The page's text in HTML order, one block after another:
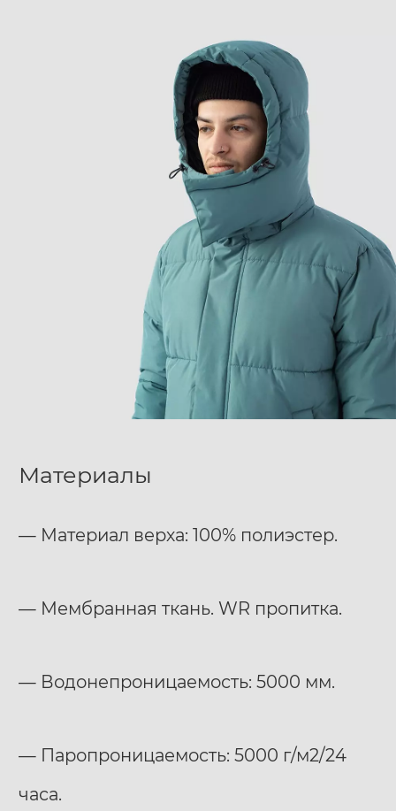
Материалы
— Материал верха: 100% полиэстер.
— Мембранная ткань. WR пропитка.
— Водонепроницаемость: 5000 мм.
— Паропроницаемость: 5000 г/м2/24
часа.